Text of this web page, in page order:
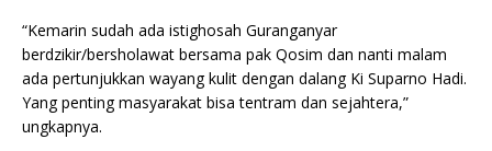
“Kemarin sudah ada istighosah Guranganyar
berdzikir/bersholawat bersama pak Qosim dan nanti malam
ada pertunjukkan wayang kulit dengan dalang Ki Suparno Hadi.
Yang penting masyarakat bisa tentram dan sejahtera,”
ungkapnya.